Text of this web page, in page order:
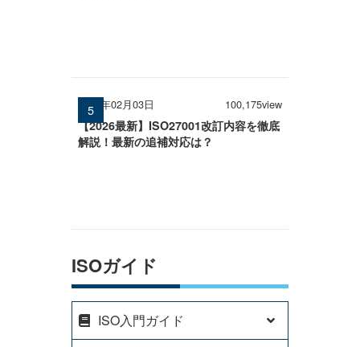
2026年02月03日 100,175view
【2026最新】ISO27001改訂内容を徹底
解説！最新の追補対応は？
ISOガイド
ISO入門ガイド